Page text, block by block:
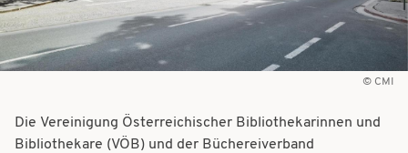
CMI
Die Vereinigung Österreichischer Bibliothekarinnen und
Bibliothekare (VÖB) und der Büchereiverband